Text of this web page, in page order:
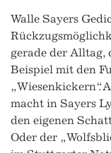
Walle Sayers
gerade der Alltag,
Beispiel mit den
macht in Sayers
den eigenen
Oder der